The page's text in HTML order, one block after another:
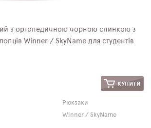
з ортопедичною чорною спинкою з
Winner / SkyName для студентів
КУПИТИ
Рюкзаки
Winner / SkyName